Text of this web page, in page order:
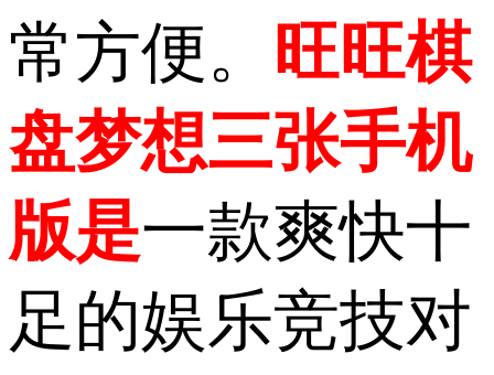
常方便。 旺旺棋
盘梦想三张手机
版是一款爽快十
足的娱乐竞技对